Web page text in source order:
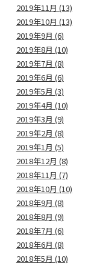
2019年11月 (13)
2019年10月 (13)
2019年9月 (6)
2019年8月 (10)
2019年7月 (8)
2019年6月 (6)
2019年5月 (3)
2019年4月 (10)
2019年3月 (9)
2019年2月 (8)
2019年1月 (5)
2018年12月 (8)
2018年11月 (7)
2018年10月 (10)
2018年9月 (8)
2018年8月 (9)
2018年7月 (6)
2018年6月 (8)
2018年5月 (10)